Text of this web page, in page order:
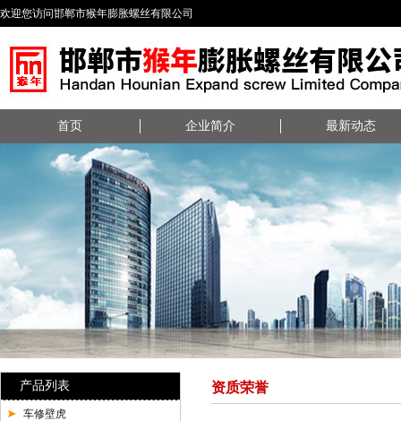
欢迎您访问邯郸市猴年膨胀螺丝有限公司
首页 企业简介 最新动态
产品列表
车修壁虎
资质荣誉